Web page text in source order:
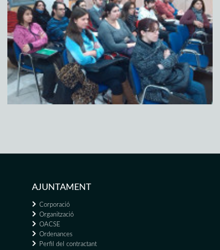
AJUNTAMENT
Corporació
Organització
OACSE
Ordenances
Perfil del contractant